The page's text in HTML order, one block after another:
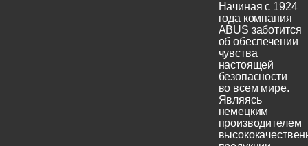
Начиная с 1924
года компания
ABUS заботится
об обеспечении
чувства
настоящей
безопасности
во всем мире.
Являясь
немецким
производителем